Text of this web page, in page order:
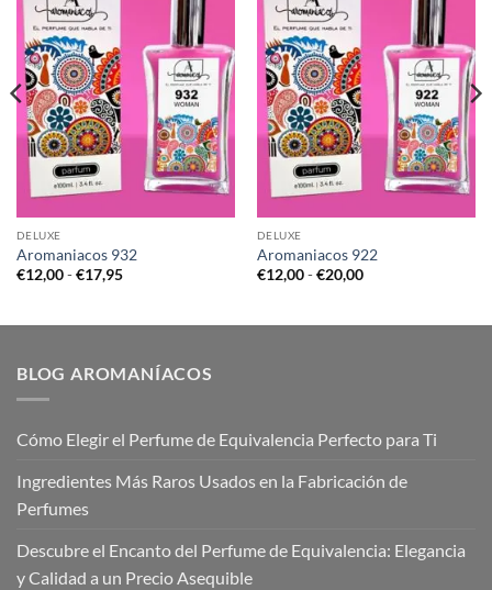
DELUXE
Aromaniacos 932
€12,00 - €17,95Rango
€12,00
DELUXE
Aromaniacos 922
€12,00 - €20,00Rango
€12,00
BLOG AROMANÍACOS
Cómo Elegir el Perfume de Equivalencia Perfecto para Ti
Ingredientes Más Raros Usados en la Fabricación de
Perfumes
Descubre el Encanto del Perfume de Equivalencia: Elegancia
y Calidad a un Precio Asequible